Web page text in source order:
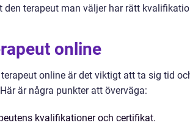
den terapeut man väljer har rätt
online
online är det viktigt att ta sig tid
är några punkter att överväga:
kvalifikationer och certifikat.